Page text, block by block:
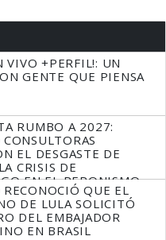
VIVO +PERFIL!: UN
GENTE QUE PIENSA
RUMBO A 2027:
EL DESGASTE DE
CRISIS DE
EN EL PERONISMO
QUE EL
DE LULA SOLICITÓ
DEL EMBAJADOR
EN BRASIL